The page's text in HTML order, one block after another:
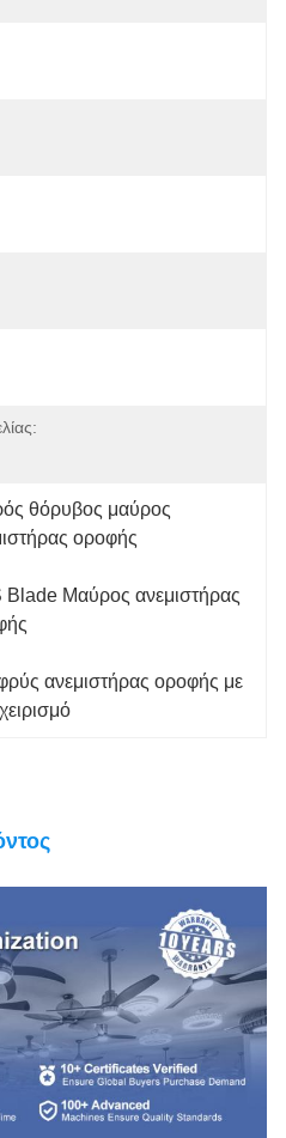
θόρυβος μαύρος
οροφής
Blade Μαύρος ανεμιστήρας
ανεμιστήρας οροφής με